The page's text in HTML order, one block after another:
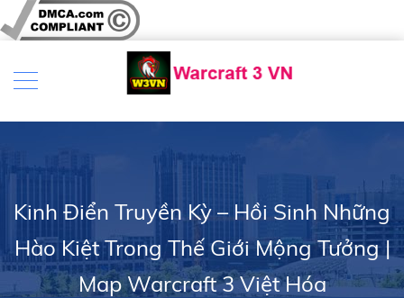
Kinh Điển Truyền Kỳ – Hồi Sinh Những
Hào Kiệt Trong Thế Giới Mộng Tưởng |
Map Warcraft 3 Việt Hóa